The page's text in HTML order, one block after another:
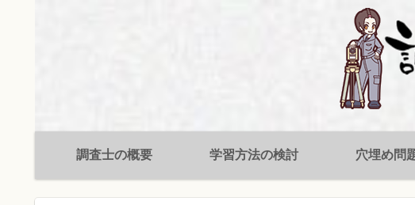
調査士の概要 学習方法の検討 穴埋め問